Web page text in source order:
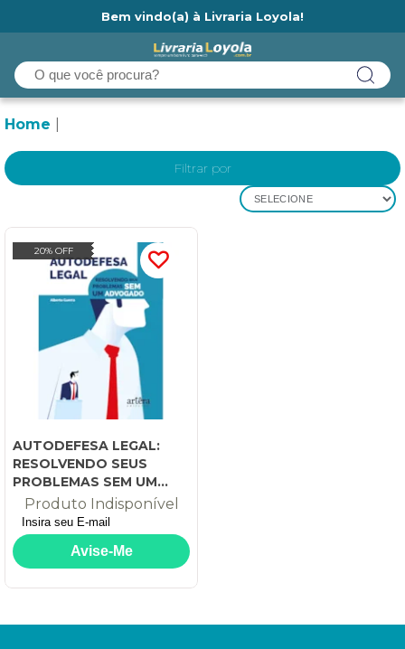
Bem vindo(a) à Livraria Loyola!
Home
Filtrar por
SELECIONE
20% OFF
AUTODEFESA LEGAL:
RESOLVENDO SEUS
PROBLEMAS SEM UM
ADVOGADO
Produto Indisponível